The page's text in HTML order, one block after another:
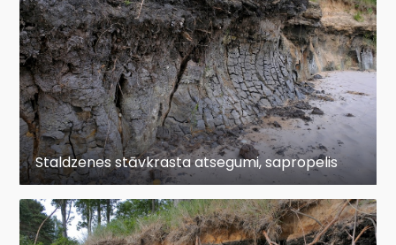
Staldzenes stāvkrasta atsegumi, sapropelis